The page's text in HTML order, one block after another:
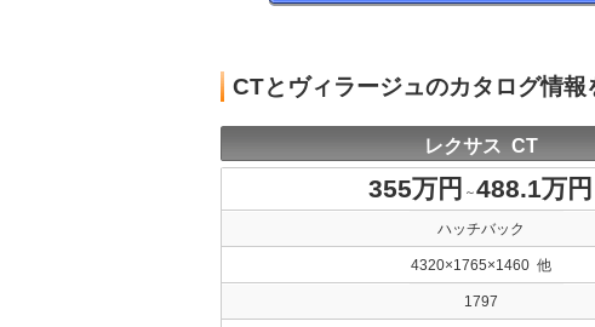
CTとヴィラージュのカタログ情報
レクサス CT
355万円 ～488.1万円
ハッチバック
4320×1765×1460 他
1797